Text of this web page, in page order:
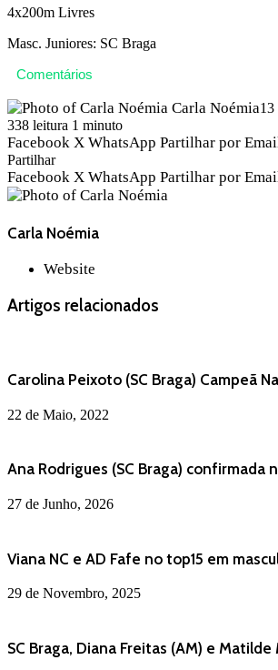
4x200m Livres
Masc. Juniores: SC Braga
Comentários
Carla Noémia13
338 leitura 1 minuto
Facebook X WhatsApp Partilhar por
Partilhar
Facebook X WhatsApp Partilhar por
Carla Noémia
Website
Artigos relacionados
Carolina Peixoto (SC Braga) Campeã
22 de Maio, 2022
Ana Rodrigues (SC Braga) confirmada
27 de Junho, 2026
Viana NC e AD Fafe no top15 em
29 de Novembro, 2025
SC Braga, Diana Freitas (AM) e